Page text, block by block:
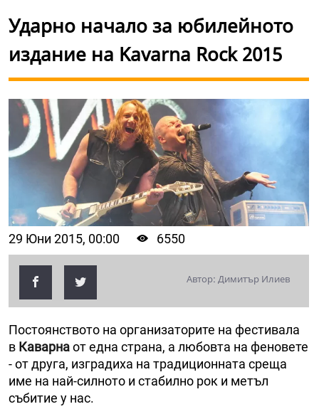
Ударно начало за юбилейното
издание на Kavarna Rock 2015
29 Юни 2015, 00:00 6550
Автор: Димитър Илиев
Постоянството на организаторите на фестивала
в Каварнаот една страна, а любовта на феновете
- от друга, изградиха на традиционната среща
име на най-силното и стабилно рок и метъл
събитие у нас.